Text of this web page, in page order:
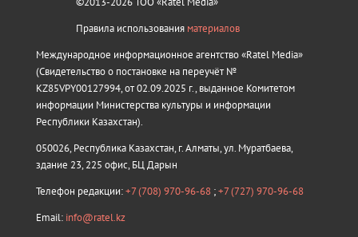
Правила использования материалов
Международное информационное агентство «Ratel Media»
(Свидетельство о постановке на переучёт №
KZ85VPY00127994, от 02.09.2025 г., выданное Комитетом
информации Министерства культуры и информации
Республики Казахстан).
050026, Республика Казахстан, г. Алматы, ул. Муратбаева,
здание 23, 225 офис, БЦ Дарын
Телефон редакции:+7 (708) 970-96-68 ;+7 (727) 970-96-68
Email: info@ratel.kz